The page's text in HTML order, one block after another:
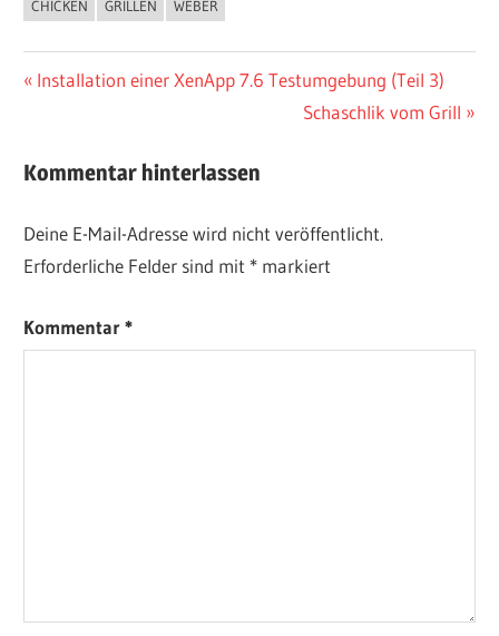
CHICKEN GRILLEN WEBER
Beitragsnavigation
Vorheriger
Installation einer XenApp 7.6 Testumgebung (Teil 3)
Nächster
Schaschlik vom Grill
Kommentar hinterlassen
Deine E-Mail-Adresse wird nicht veröffentlicht.
Erforderliche Felder sind mit * markiert
Kommentar*